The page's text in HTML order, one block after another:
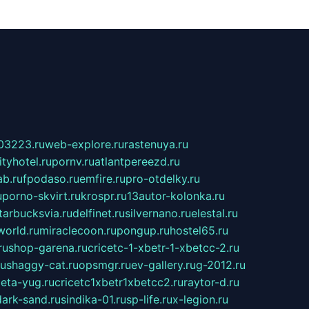
web-explore.rurastenuya.ru
pornv.ruatlantpereezd.ru
fpodaso.ruemfire.rupro-otdelky.ru
porno-skvirt.rukrospr.ru13autor-kolonka.ru
delfinet.rusilvernano.ruelestal.ru
miraclecoon.rupongup.ruhostel65.ru
shop-garena.rucricetc-1-xbetr-1-xbetcc-2.ru
shaggy-cat.ruopsmgr.ruev-gallery.rug-2012.ru
yug.rucricetc1xbetr1xbetcc2.ruraytor-d.ru
sand.rusindika-01.rusp-life.rux-legion.ru